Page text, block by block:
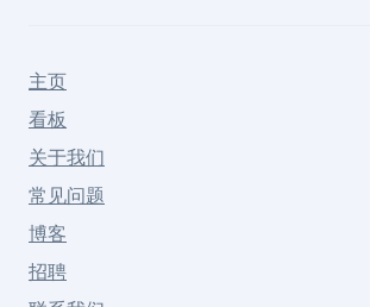
主页
看板
关于我们
常见问题
博客
招聘